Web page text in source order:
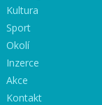
Kultura
Sport
Okolí
Inzerce
Akce
Kontakt